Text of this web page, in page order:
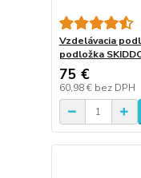
Vzdelávacia
podložka
75 €
60,98 € bez DPH